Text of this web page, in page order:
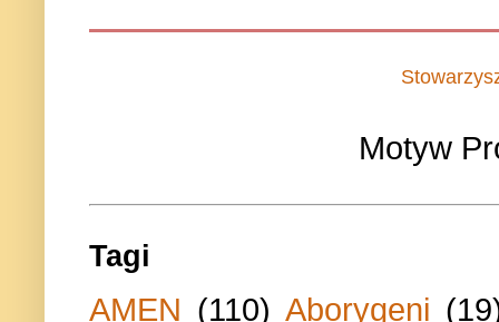
Motyw
Tagi
AMEN (110) Aborygeni